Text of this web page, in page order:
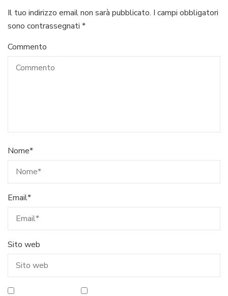
Il tuo indirizzo email non sarà pubblicato. I campi obbligatori
sono contrassegnati *
Commento
Nome*
Email*
Sito web